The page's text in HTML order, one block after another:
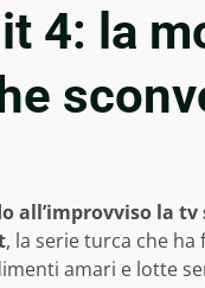
4: la
all’improvviso la
, la serie turca che
amari e lotte